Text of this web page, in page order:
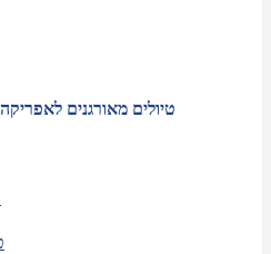
טיולים מאורגנים לאפריקה